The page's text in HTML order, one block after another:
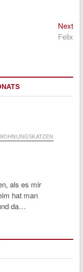
Next
Felix
als es mir
hat man
da…